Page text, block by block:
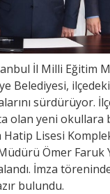
İl Milli Eğitim
Belediyesi,
sürdürüyor.
olan yeni okullara
Lisesi
Ömer Faruk
İmza
bulundu.